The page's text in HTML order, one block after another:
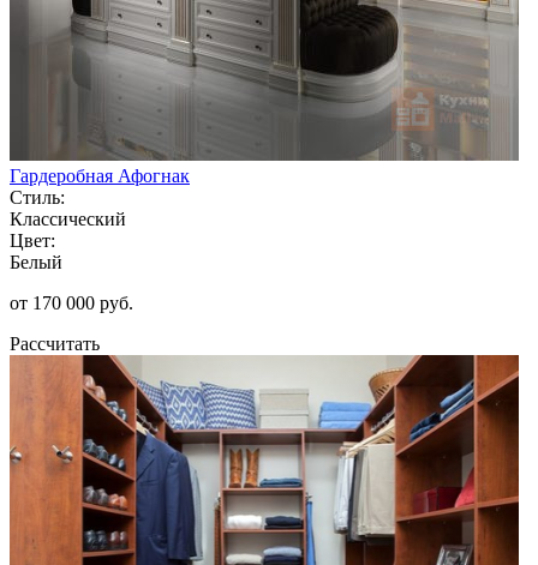
Гардеробная Афогнак
Стиль:
Классический
Цвет:
Белый
от 170 000 руб.
Рассчитать